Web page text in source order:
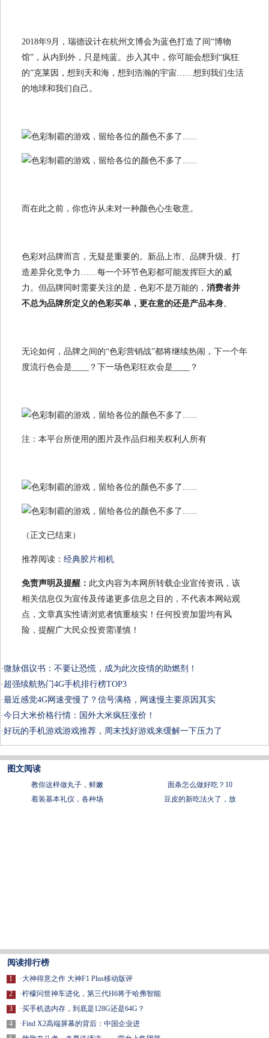
2018年9月，瑞德设计在杭州文博会为蓝色打造了间“博物
馆”，从内到外，只是纯蓝。步入其中，你可能会想到“疯狂
的”克莱因，想到天和海，想到浩瀚的宇宙……想到我们生活
的地球和我们自己。
而在此之前，你也许从未对一种颜色心生敬意。
色彩对品牌而言，无疑是重要的。新品上市、品牌升级、打
造差异化竞争力……每一个环节色彩都可能发挥巨大的威
力。但品牌同时需要关注的是，色彩不是万能的， 消费者并
不总为品牌所定义的色彩买单，更在意的还是产品本身。
无论如何，品牌之间的“色彩营销战”都将继续热闹，下一个年
度流行色会是____？下一场色彩狂欢会是____？
注：本平台所使用的图片及作品归相关权利人所有
（正文已结束）
推荐阅读： 经典胶片相机
免责声明及提醒： 此文内容为本网所转载企业宣传资讯，该
相关信息仅为宣传及传递更多信息之目的，不代表本网站观
点，文章真实性请浏览者慎重核实！任何投资加盟均有风
险，提醒广大民众投资需谨慎！
·微脉倡议书：不要让恐慌，成为此次疫情的助燃剂！
· 超强续航热门4G手机排行榜TOP3
·最近感觉4G网速变慢了？信号满格，网速慢主要原因其实
·今日大米价格行情：国外大米疯狂涨价！
·好玩的手机游戏游戏推荐，周末找好游戏来缓解一下压力了
图文阅读
教你这样做丸子，鲜嫩
面条怎么做好吃？10
着装基本礼仪，各种场
豆皮的新吃法火了，放
阅读排行榜
1
2
3
4
·大神得意之作 大神F1 Plus移动版评
·柠檬问世神车进化，第三代H6将于哈弗智能
·买手机选内存，到底是128G还是64G？
·Find X2高端屏幕的背后：中国企业进